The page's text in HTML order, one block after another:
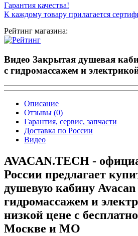
Гарантия качества!
К каждому товару прилагается
Рейтинг магазина:
Видео Закрытая душевая
с гидромассажем и
Описание
Отзывы (0)
Гарантия, сервис, запчасти
Доставка по России
Видео
AVACAN.TECH -
России предлагает
душевую кабину Avacan
гидромассажем и
низкой цене с
Москве и МО